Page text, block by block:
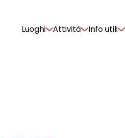
Luoghi Attività Info utili